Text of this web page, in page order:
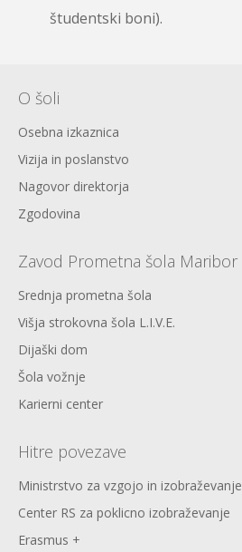
študentski boni).
O šoli
Osebna izkaznica
Vizija in poslanstvo
Nagovor direktorja
Zgodovina
Zavod Prometna šola Maribor
Srednja prometna šola
Višja strokovna šola L.I.V.E.
Dijaški dom
Šola vožnje
Karierni center
Hitre povezave
Ministrstvo za vzgojo in izobraževanje
Center RS za poklicno izobraževanje
Erasmus +